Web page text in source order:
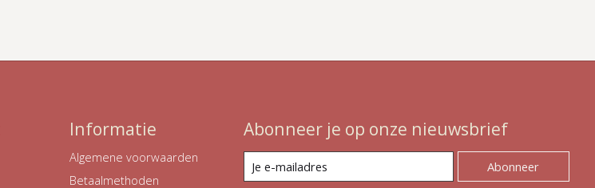
Informatie
Algemene voorwaarden
Betaalmethoden
Abonneer je op onze nieuwsbrief
Abonneer